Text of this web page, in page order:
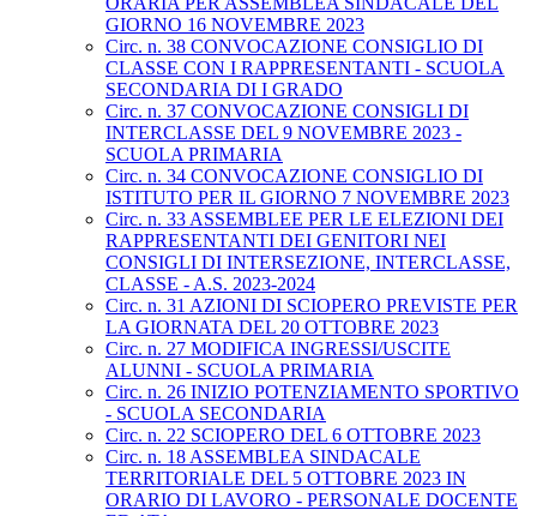
GIORNO 16 NOVEMBRE 2023
Circ. n. 38 CONVOCAZIONE CONSIGLIO DI
CLASSE CON I RAPPRESENTANTI - SCUOLA
SECONDARIA DI I GRADO
Circ. n. 37 CONVOCAZIONE CONSIGLI DI
INTERCLASSE DEL 9 NOVEMBRE 2023 -
SCUOLA PRIMARIA
Circ. n. 34 CONVOCAZIONE CONSIGLIO DI
ISTITUTO PER IL GIORNO 7 NOVEMBRE 2023
Circ. n. 33 ASSEMBLEE PER LE ELEZIONI DEI
RAPPRESENTANTI DEI GENITORI NEI
CONSIGLI DI INTERSEZIONE, INTERCLASSE,
CLASSE - A.S. 2023-2024
Circ. n. 31 AZIONI DI SCIOPERO PREVISTE PER
LA GIORNATA DEL 20 OTTOBRE 2023
Circ. n. 27 MODIFICA INGRESSI/USCITE
ALUNNI - SCUOLA PRIMARIA
Circ. n. 26 INIZIO POTENZIAMENTO SPORTIVO
- SCUOLA SECONDARIA
Circ. n. 22 SCIOPERO DEL 6 OTTOBRE 2023
Circ. n. 18 ASSEMBLEA SINDACALE
TERRITORIALE DEL 5 OTTOBRE 2023 IN
ORARIO DI LAVORO - PERSONALE DOCENTE